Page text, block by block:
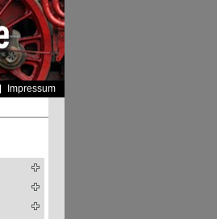
Impressum